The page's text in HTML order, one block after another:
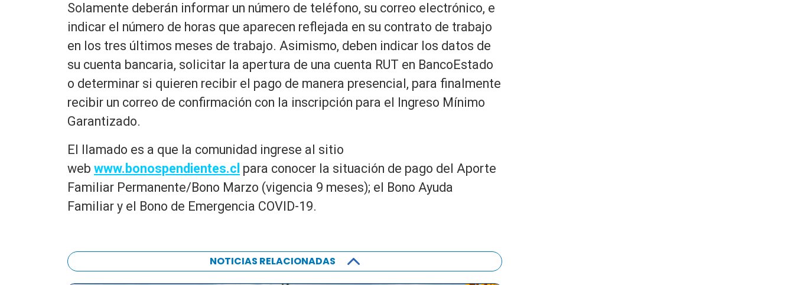
Solamente deberán informar un número de teléfono, su correo electrónico, e
indicar el número de horas que aparecen reflejada en su contrato de trabajo
en los tres últimos meses de trabajo. Asimismo, deben indicar los datos de
su cuenta bancaria, solicitar la apertura de una cuenta RUT en BancoEstado
o determinar si quieren recibir el pago de manera presencial, para finalmente
recibir un correo de confirmación con la inscripción para el Ingreso Mínimo
Garantizado.
El llamado es a que la comunidad ingrese al sitio
web www.bonospendientes.cl para conocer la situación de pago del Aporte
Familiar Permanente/Bono Marzo (vigencia 9 meses); el Bono Ayuda
Familiar y el Bono de Emergencia COVID-19.
NOTICIAS RELACIONADAS